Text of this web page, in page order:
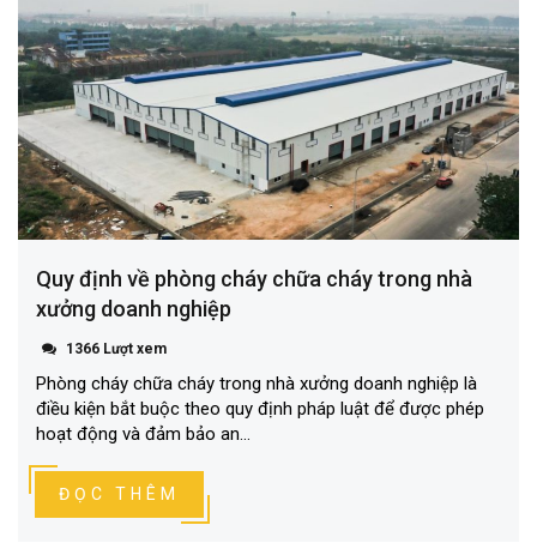
Quy định về phòng cháy chữa cháy trong nhà
xưởng doanh nghiệp
1366 Lượt xem
Phòng cháy chữa cháy trong nhà xưởng doanh nghiệp là
điều kiện bắt buộc theo quy định pháp luật để được phép
hoạt động và đảm bảo an...
ĐỌC THÊM